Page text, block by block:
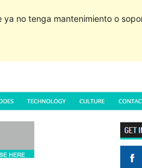
ya no tenga mantenimiento o